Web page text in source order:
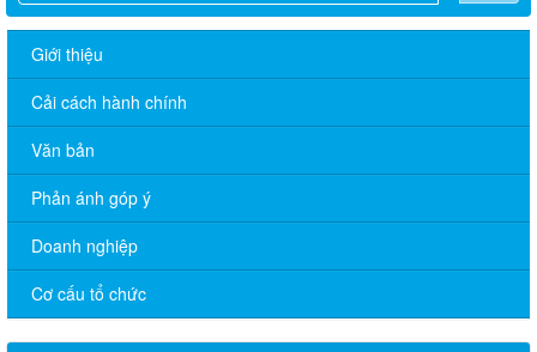
Giới thiệu
Cải cách hành chính
Văn bản
Phản ánh góp ý
Doanh nghiệp
Cơ cấu tổ chức